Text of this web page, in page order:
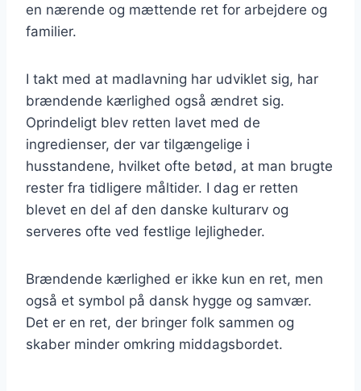
en nærende og mættende ret for arbejdere og
familier.
I takt med at madlavning har udviklet sig, har
brændende kærlighed også ændret sig.
Oprindeligt blev retten lavet med de
ingredienser, der var tilgængelige i
husstandene, hvilket ofte betød, at man brugte
rester fra tidligere måltider. I dag er retten
blevet en del af den danske kulturarv og
serveres ofte ved festlige lejligheder.
Brændende kærlighed er ikke kun en ret, men
også et symbol på dansk hygge og samvær.
Det er en ret, der bringer folk sammen og
skaber minder omkring middagsbordet.